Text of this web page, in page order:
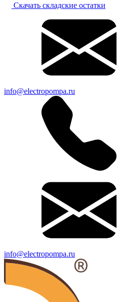
Скачать складские остатки
info@electropompa.ru
info@electropompa.ru